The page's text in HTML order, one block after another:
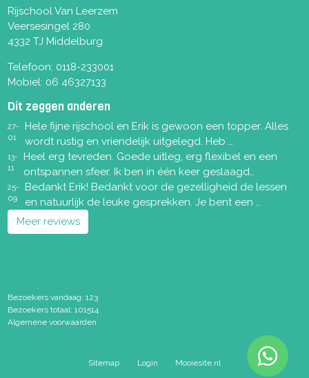
Rijschool Van Leerzem
Veersesingel 280
4332 TJ Middelburg
Telefoon: 0118-233001
Mobiel: 06 46327133
Dit zeggen anderen
27-
01
Hele fijne rijschool en Erik is gewoon een topper. Alles
wordt rustig en vriendelijk uitgelegd. Heb …
13-
11
Heel erg tevreden. Goede uitleg, erg flexibel en een
ontspannen sfeer. Ik ben in één keer geslaagd…
25-
09
Bedankt Erik! Bedankt voor de gezelligheid de lessen
en natuurlijk de leuke gesprekken. Je bent een …
Meer reviews
Bezoekers vandaag: 123
Bezoekers totaal: 101514
Algemene voorwaarden
Sitemap Login Mooiesite.nl